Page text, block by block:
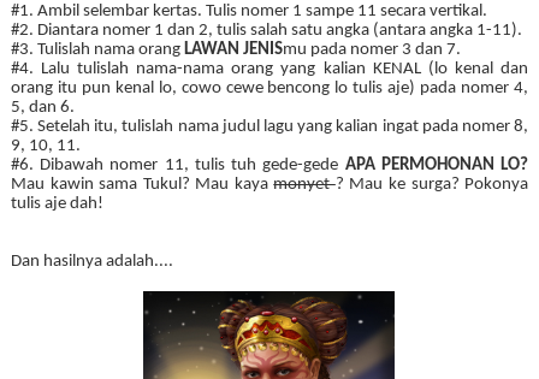
#1. Ambil selembar kertas. Tulis nomer 1 sampe 11 secara vertikal.
#2. Diantara nomer 1 dan 2, tulis salah satu angka (antara angka 1-11).
#3. Tulislah nama orang LAWAN JENISmu pada nomer 3 dan 7.
#4. Lalu tulislah nama-nama orang yang kalian KENAL (lo kenal dan
orang itu pun kenal lo, cowo cewe bencong lo tulis aje) pada nomer 4,
5, dan 6.
#5. Setelah itu, tulislah nama judul lagu yang kalian ingat pada nomer 8,
9, 10, 11.
#6. Dibawah nomer 11, tulis tuh gede-gede APA PERMOHONAN LO?
Mau kawin sama Tukul? Mau kayamonyet? Mau ke surga? Pokonya
tulis aje dah!
Dan hasilnya adalah....